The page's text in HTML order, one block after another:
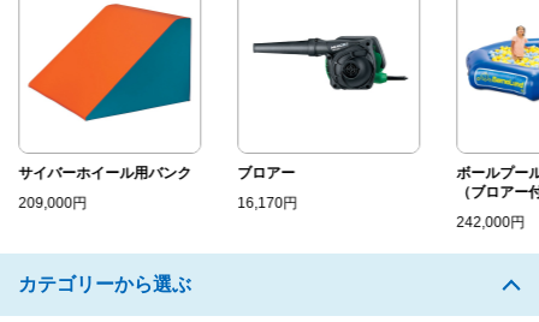
サイバーホイール用バンク
209,000円
ブロアー
16,170円
ボールプー
（ブロアー
242,000円
カテゴリーから選ぶ